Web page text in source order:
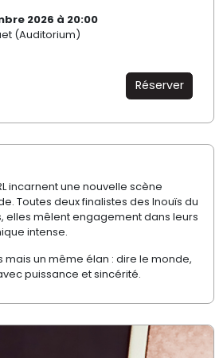
2026 à 20:00
(Auditorium)
Réserver
incarnent une nouvelle scène
Toutes deux finalistes des Inouïs du
elles mêlent engagement dans leurs
intense.
mais un même élan : dire le monde,
puissance et sincérité.